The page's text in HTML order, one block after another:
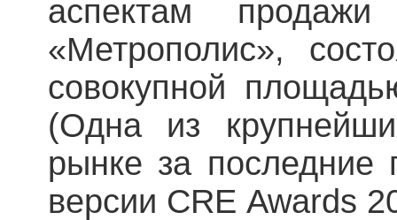
аспектам
«Метрополис»,
совокупной
(Одна из
рынке за последние
версии CRE Awards